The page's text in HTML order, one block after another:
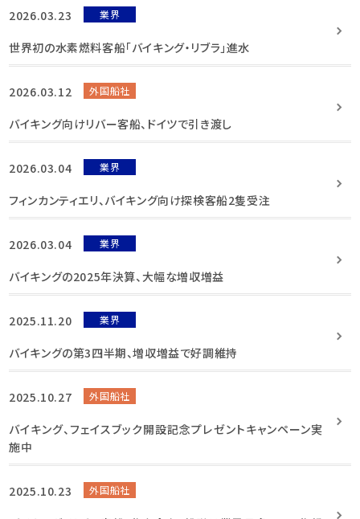
2026.03.23 業界
世界初の水素燃料客船「バイキング・リブラ」進水
2026.03.12 外国船社
バイキング向けリバー客船、ドイツで引き渡し
2026.03.04 業界
フィンカンティエリ、バイキング向け探検客船2隻受注
2026.03.04 業界
バイキングの2025年決算、大幅な増収増益
2025.11.20 業界
バイキングの第3四半期、増収増益で好調維持
2025.10.27 外国船社
バイキング、フェイスブック開設記念プレゼントキャンペーン実
施中
2025.10.23 外国船社